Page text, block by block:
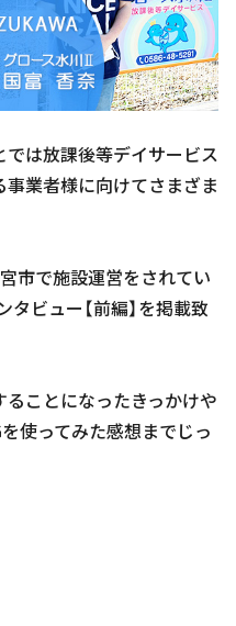
は放課後等デイサービス
業者様に向けてさまざま
市で施設運営をされてい
ビュー【前編】を掲載致
ことになったきっかけや
使ってみた感想までじっ